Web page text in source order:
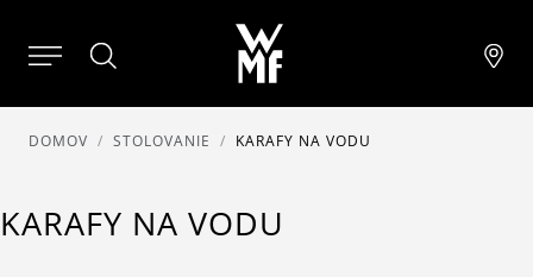
DOMOV STOLOVANIE KARAFY NA VODU
KARAFY NA VODU